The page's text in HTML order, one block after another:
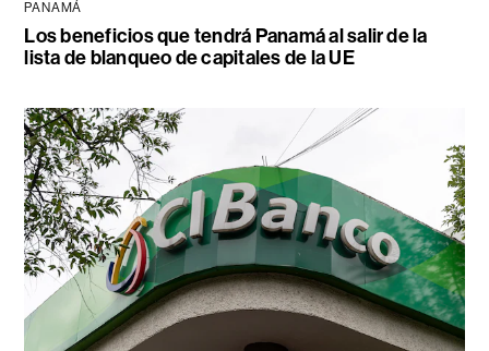
PANAMÁ
Los beneficios que tendrá Panamá al salir de la
lista de blanqueo de capitales de la UE